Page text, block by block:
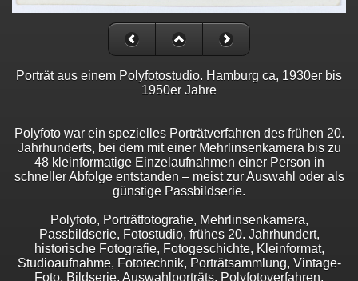
Porträt aus einem Polyfotostudio. Hamburg ca, 1930er bis
1950er Jahre
Polyfoto war ein spezielles Porträtverfahren des frühen 20.
Jahrhunderts, bei dem mit einer Mehrlinsenkamera bis zu
48 kleinformatige Einzelaufnahmen einer Person in
schneller Abfolge entstanden – meist zur Auswahl oder als
günstige Passbildserie.
Polyfoto, Porträtfotografie, Mehrlinsenkamera,
Passbildserie, Fotostudio, frühes 20. Jahrhundert,
historische Fotografie, Fotogeschichte, Kleinformat,
Studioaufnahme, Fototechnik, Porträtsammlung, Vintage-
Foto, Bildserie, Auswahlporträts, Polyfotoverfahren,